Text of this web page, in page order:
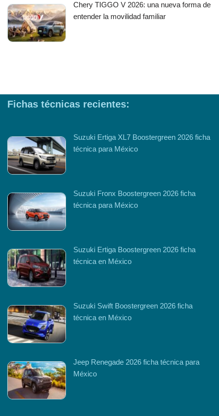
Chery TIGGO V 2026: una nueva forma de
entender la movilidad familiar
Fichas técnicas recientes:
Suzuki Ertiga XL7 Boostergreen 2026 ficha
técnica para México
Suzuki Fronx Boostergreen 2026 ficha
técnica para México
Suzuki Ertiga Boostergreen 2026 ficha
técnica en México
Suzuki Swift Boostergreen 2026 ficha
técnica en México
Jeep Renegade 2026 ficha técnica para
México